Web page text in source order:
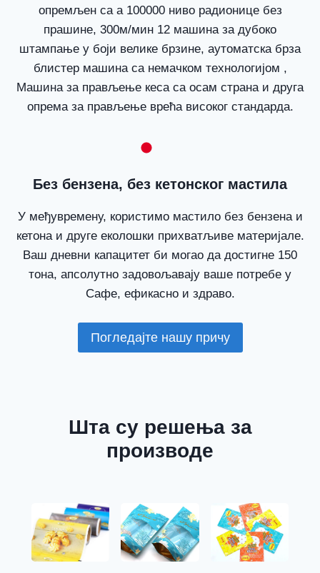
опремљен са а 100000 ниво радионице без
прашине, 300м/мин 12 машина за дубоко
штампање у боји велике брзине, аутоматска брза
блистер машина са немачком технологијом ,
Машина за прављење кеса са осам страна и друга
опрема за прављење врећа високог стандарда.
Без бензена, без кетонског мастила
У међувремену, користимо мастило без бензена и
кетона и друге еколошки прихватљиве материјале.
Ваш дневни капацитет би могао да достигне 150
тона, апсолутно задовољавају ваше потребе у
Сафе, ефикасно и здраво.
Погледајте нашу причу
Шта су решења за
производе